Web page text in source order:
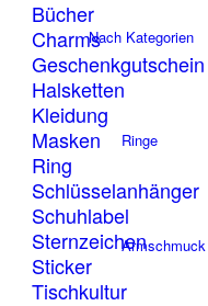
Nach Kategorien
Ringe
Armschmuck
Bücher
Charms
Geschenkgutschein
Halsketten
Kleidung
Masken
Ring
Schlüsselanhänger
Schuhlabel
Sternzeichen
Sticker
Tischkultur